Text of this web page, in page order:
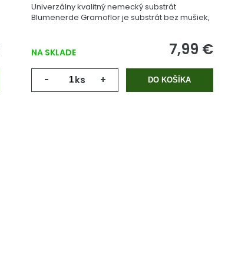
Univerzálny kvalitný nemecký substrát
Blumenerde Gramoflor je substrát bez mušiek,
NA SKLADE 7,99 €
- ks + DO KOŠÍKA